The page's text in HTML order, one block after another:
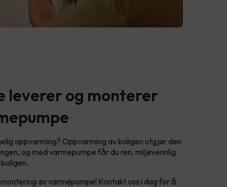
leverer og monterer
oppvarming? Oppvarming av boligen utgjør den
og med varmepumpe får du ren, miljøvennlig
av varmepumpe! Kontakt oss i dag for å